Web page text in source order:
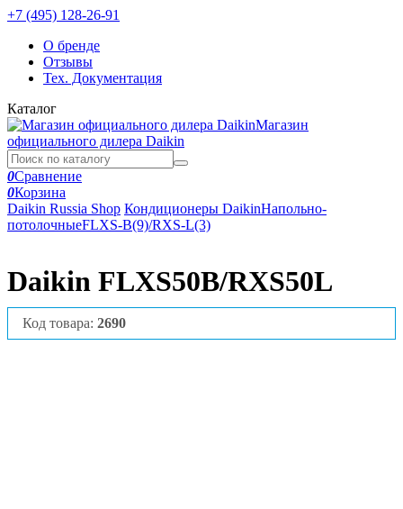
+7 (495) 128-26-91
О бренде
Отзывы
Тех. Документация
Каталог
Магазин
официального дилера Daikin
0Сравнение
0Корзина
Daikin Russia Shop Кондиционеры DaikinНапольно-
потолочныеFLXS-B(9)/RXS-L(3)
Daikin FLXS50B/RXS50L
Код товара: 2690